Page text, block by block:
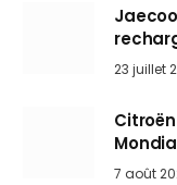
arrive
23 juillet
Mini
7 août